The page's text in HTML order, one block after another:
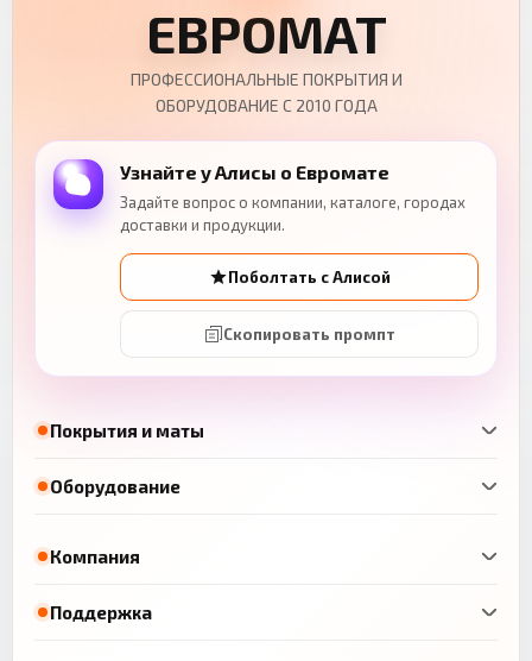
Покрытия и маты
Оборудование
ЕВРОМАТ
ПРОФЕССИОНАЛЬНЫЕ ПОКРЫТИЯ И
ОБОРУДОВАНИЕ С 2010 ГОДА
Узнайте у Алисы о Евромате
Задайте вопрос о компании, каталоге, городах
доставки и продукции.
Поболтать с Алисой
Скопировать промпт
Компания
Поддержка